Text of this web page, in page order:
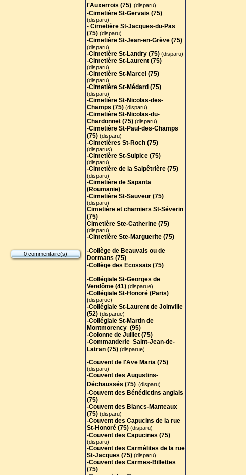
0 commentaire(s)
l'Auxerrois (75) (disparu)
-Cimetière St-Gervais (75)
(disparu)
- Cimetière St-Jacques-du-Pas
(75) (disparu)
-Cimetière St-Jean-en-Grève (75)
(disparu)
-Cimetière St-Landry (75) (disparu)
-Cimetière St-Laurent (75)
(disparu)
-Cimetière St-Marcel (75)
(disparu)
-Cimetière St-Médard (75)
(disparu)
-Cimetière St-Nicolas-des-
Champs (75) (disparu)
-Cimetière St-Nicolas-du-
Chardonnet (75) (disparu)
-Cimetière St-Paul-des-Champs
(75) (disparu)
-Cimetières St-Roch (75)
(disparus)
-Cimetière St-Sulpice (75)
(disparu)
-Cimetière de la Salpêtrière (75)
(disparu)
-Cimetière de Sapanta
(Roumanie)
-Cimetière St-Sauveur (75)
(disparu)
Cimetière et charniers St-Séverin
(75)
Cimetière Ste-Catherine (75)
(disparu)
-Cimetière Ste-Marguerite (75)
-Collège de Beauvais ou de
Dormans (75)
-Collège des Ecossais (75)
-Collégiale St-Georges de
Vendôme (41) (disparue)
-Collégiale St-Honoré (Paris)
(disparue)
-Collégiale St-Laurent de Joinville
(52) (disparue)
-Collégiale St-Martin de
Montmorency (95)
-Colonne de Juillet (75)
-Commanderie Saint-Jean-de-
Latran (75) (disparue)
-Couvent de l'Ave Maria (75)
(disparu)
-Couvent des Augustins-
Déchaussés (75) (disparu)
-Couvent des Bénédictins anglais
(75)
-Couvent des Blancs-Manteaux
(75) (disparu)
-Couvent des Capucins de la rue
St-Honoré (75) (disparu)
-Couvent des Capucines (75)
(disparu)
-Couvent des Carmélites de la rue
St-Jacques (75) (disparu)
-Couvent des Carmes-Billettes
(75)